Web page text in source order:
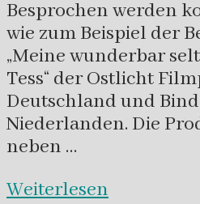
Besprochen werden
wie zum Beispiel der
„Meine wunderbar
Tess“ der Ostlicht
Deutschland und
Niederlanden. Die
neben …
Weiterlesen